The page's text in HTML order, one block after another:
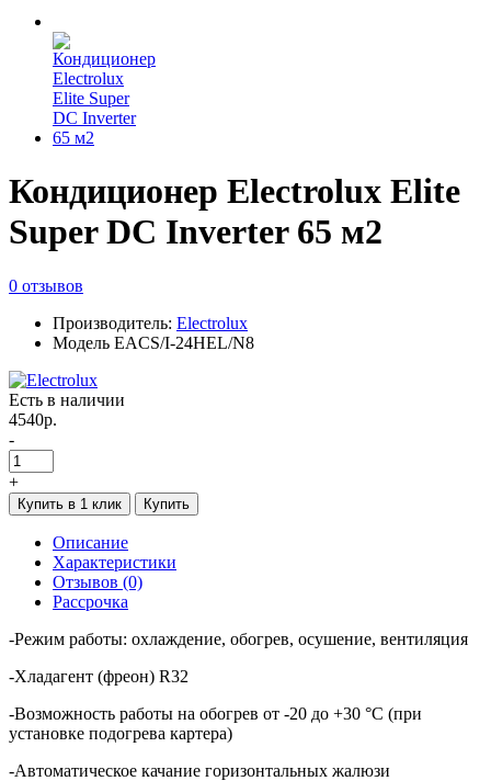
Кондиционер Electrolux Elite
Super DC Inverter 65 м2
0 отзывов
Производитель: Electrolux
Модель EACS/I-24HEL/N8
Есть в наличии
4540р.
-
+
Купить в 1 клик Купить
Описание
Характеристики
Отзывов (0)
Рассрочка
-Режим работы: охлаждение, обогрев, осушение, вентиляция
-Хладагент (фреон) R32
-Возможность работы на обогрев от -20 до +30 °C (при
установке подогрева картера)
-Автоматическое качание горизонтальных жалюзи